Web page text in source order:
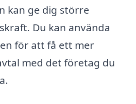
kan ge dig större
Du kan använda
för att få ett mer
med det företag du